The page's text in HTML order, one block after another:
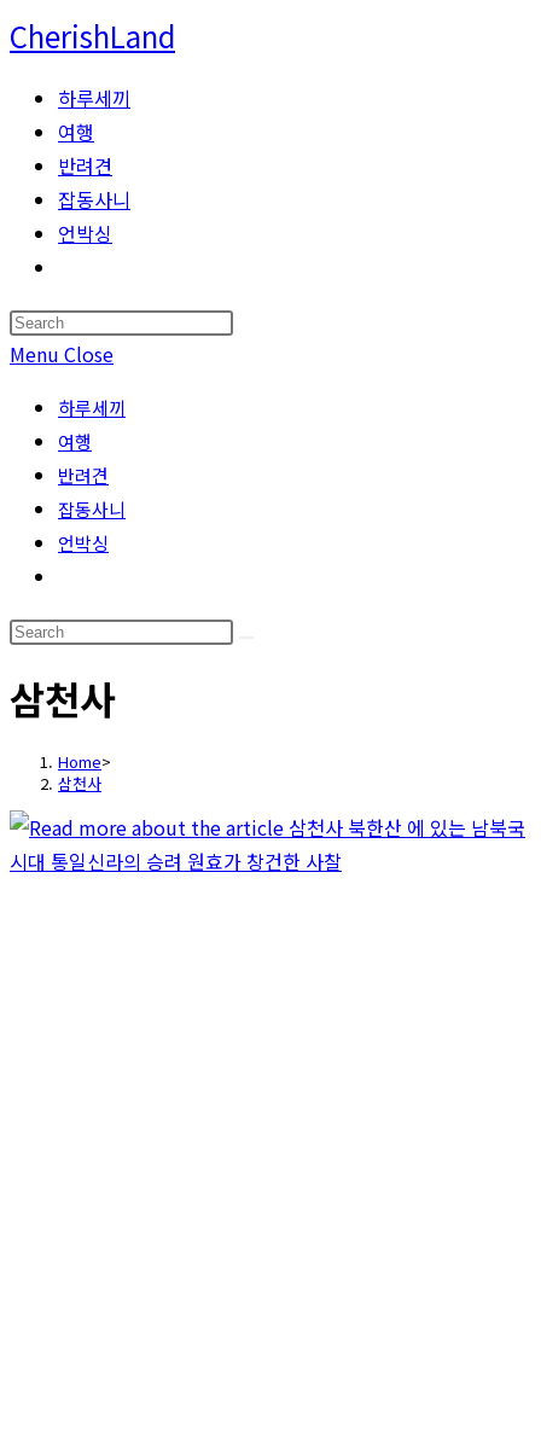
Skip
to
content
CherishLand
하루세끼
여행
반려견
잡동사니
언박싱
search
Press
Menu Close
하루세끼
여행
반려견
잡동사니
언박싱
search
Search
website
삼천사
Home>
삼천사